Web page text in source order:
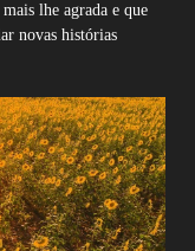
lhe agrada e que
novas histórias